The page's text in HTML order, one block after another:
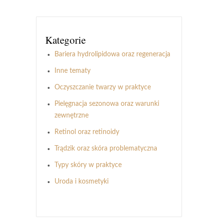
Kategorie
Bariera hydrolipidowa oraz regeneracja
Inne tematy
Oczyszczanie twarzy w praktyce
Pielęgnacja sezonowa oraz warunki
zewnętrzne
Retinol oraz retinoidy
Trądzik oraz skóra problematyczna
Typy skóry w praktyce
Uroda i kosmetyki